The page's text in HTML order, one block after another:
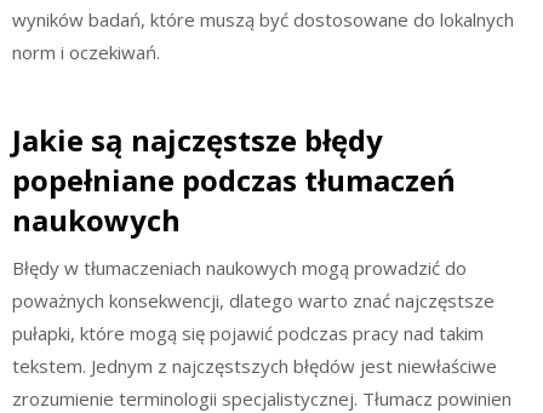
wyników badań, które muszą być dostosowane do lokalnych
norm i oczekiwań.
Jakie są najczęstsze błędy
popełniane podczas tłumaczeń
naukowych
Błędy w tłumaczeniach naukowych mogą prowadzić do
poważnych konsekwencji, dlatego warto znać najczęstsze
pułapki, które mogą się pojawić podczas pracy nad takim
tekstem. Jednym z najczęstszych błędów jest niewłaściwe
zrozumienie terminologii specjalistycznej. Tłumacz powinien